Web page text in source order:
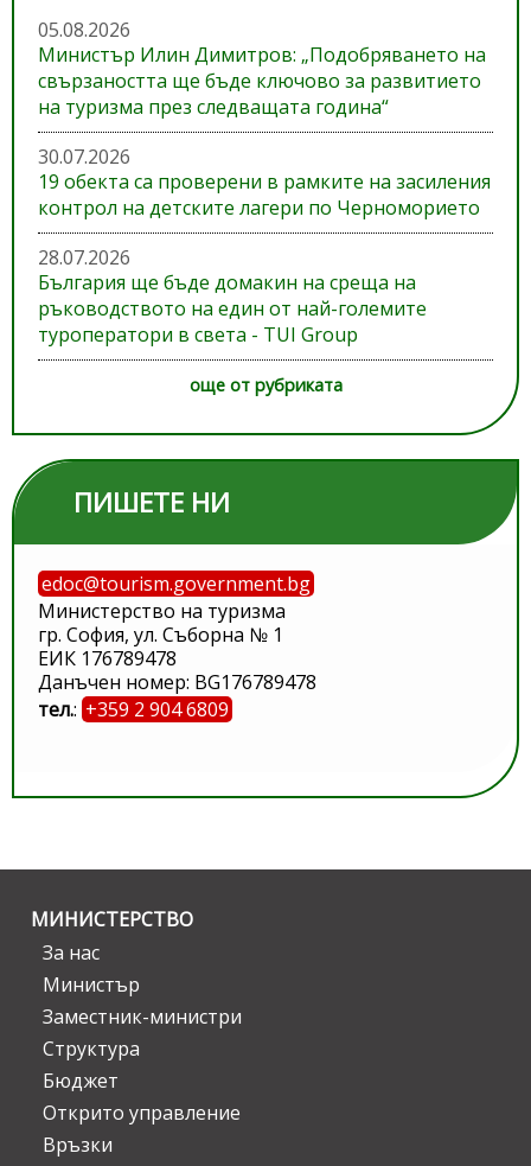
05.08.2026
Министър Илин Димитров: „Подобряването на
свързаността ще бъде ключово за развитието
на туризма през следващата година“
30.07.2026
19 обекта са проверени в рамките на засиления
контрол на детските лагери по Черноморието
28.07.2026
България ще бъде домакин на среща на
ръководството на един от най-големите
туроператори в света - TUI Group
още от рубриката
ПИШЕТЕ НИ
edoc@tourism.government.bg
Министерство на туризма
гр. София, ул. Съборна № 1
ЕИК 176789478
Данъчен номер: BG176789478
тел.: +359 2 904 6809
МИНИСТЕРСТВО
За нас
Министър
Заместник-министри
Структура
Бюджет
Открито управление
Връзки